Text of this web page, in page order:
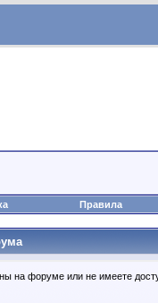
Правила
на форуме или не имеете